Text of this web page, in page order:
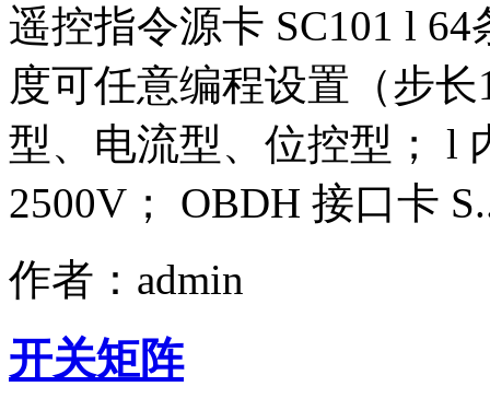
遥控指令源卡 SC101 l
度可任意编程设置（步
型、电流型、位控型； l
2500V； OBDH 接口卡
作者：admin
开关矩阵